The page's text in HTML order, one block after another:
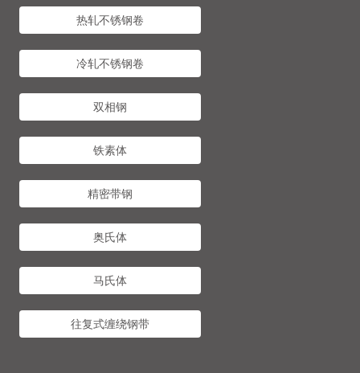
热轧不锈钢卷
冷轧不锈钢卷
双相钢
铁素体
精密带钢
奥氏体
马氏体
往复式缠绕钢带